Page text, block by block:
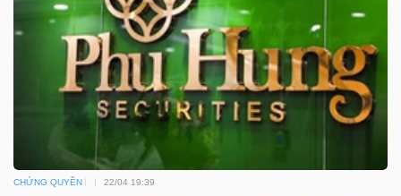
CHỨNG QUYỀN 22/04 19:39
SỨC
KHỎE
CHÍNH